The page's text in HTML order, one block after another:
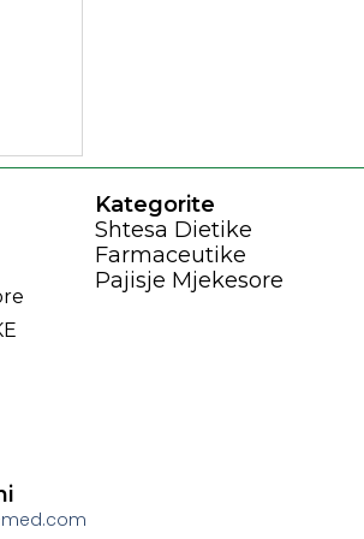
Kategorite
Shtesa Dietike
Farmaceutike
Pajisje Mjekesore
med.com